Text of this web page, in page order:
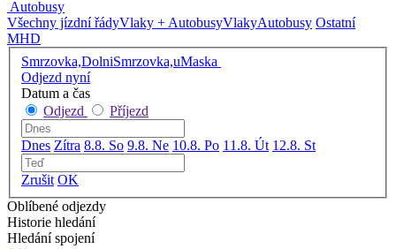
Autobusy
Všechny jízdní řádyVlaky + AutobusyVlakyAutobusy Ostatní
MHD
Smrzovka,DolniSmrzovka,uMaska
Odjezd nyní
Datum a čas
Odjezd
Příjezd
Dnes Zítra 8.8. So 9.8. Ne 10.8. Po 11.8. Út 12.8. St
Zrušit OK
Oblíbené odjezdy
Historie hledání
Hledání spojení